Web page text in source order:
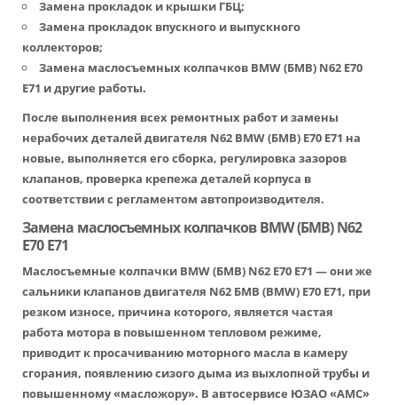
Замена прокладок и крышки ГБЦ;
Замена прокладок впускного и выпускного
коллекторов;
Замена маслосъемных колпачков BMW (БМВ) N62 Е70
Е71 и другие работы.
После выполнения всех ремонтных работ и замены
нерабочих деталей двигателя N62 BMW (БМВ) Е70 Е71 на
новые, выполняется его сборка, регулировка зазоров
клапанов, проверка крепежа деталей корпуса в
соответствии с регламентом автопроизводителя.
Замена маслосъемных колпачков BMW (БМВ) N62
Е70 Е71
Маслосъемные колпачки BMW (БМВ) N62 Е70 Е71 — они же
сальники клапанов двигателя N62 БМВ (BMW) Е70 Е71, при
резком износе, причина которого, является частая
работа мотора в повышенном тепловом режиме,
приводит к просачиванию моторного масла в камеру
сгорания, появлению сизого дыма из выхлопной трубы и
повышенному «масложору». В автосервисе ЮЗАО «АМС»